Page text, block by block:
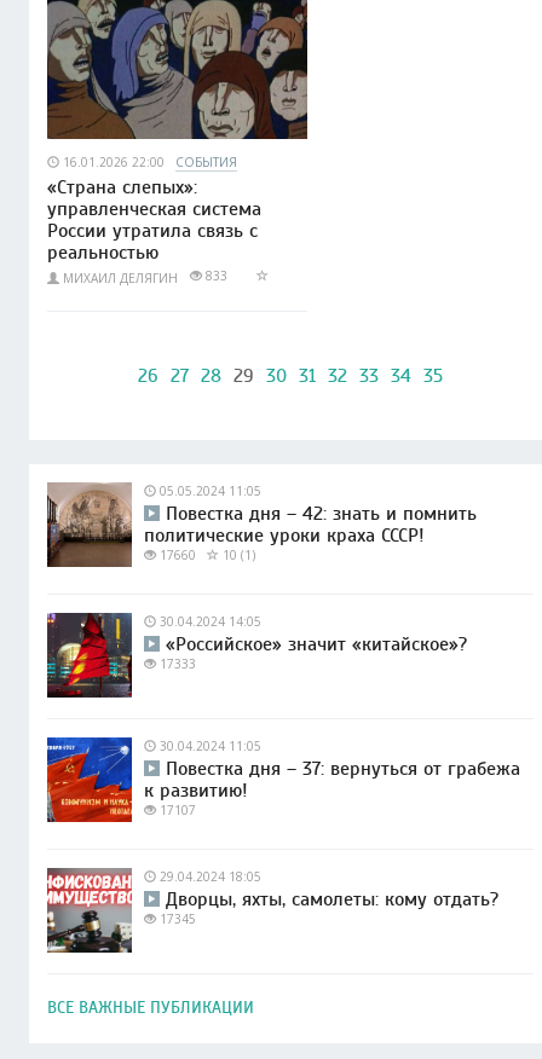
16.01.2026 22:00 СОБЫТИЯ
«Страна слепых»:
управленческая система
России утратила связь с
реальностью
МИХАИЛ ДЕЛЯГИН 833
26 27 28 29 30 31 32 33 34 35
05.05.2024 11:05
Повестка дня – 42: знать и помнить
политические уроки краха СССР!
17660 10 (1)
30.04.2024 14:05
«Российское» значит «китайское»?
17333
30.04.2024 11:05
Повестка дня – 37: вернуться от грабежа
к развитию!
17107
29.04.2024 18:05
Дворцы, яхты, самолеты: кому отдать?
17345
ВСЕ ВАЖНЫЕ ПУБЛИКАЦИИ